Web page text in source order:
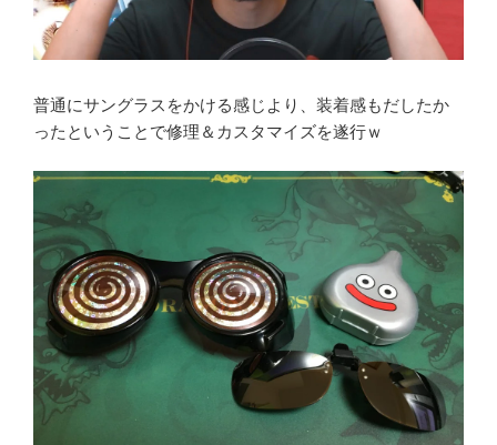
普通にサングラスをかける感じより、装着感もだしたか
ったということで修理＆カスタマイズを遂行ｗ